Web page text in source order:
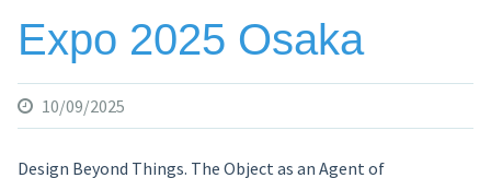
Expo 2025 Osaka
10/09/2025
Design Beyond Things. The Object as an Agent of